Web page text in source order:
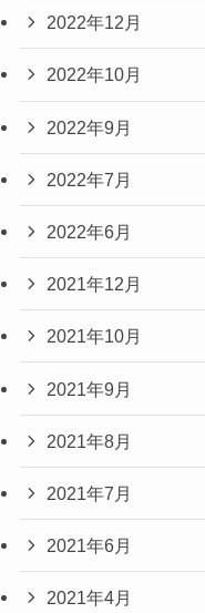
2022年12月
2022年10月
2022年9月
2022年7月
2022年6月
2021年12月
2021年10月
2021年9月
2021年8月
2021年7月
2021年6月
2021年4月